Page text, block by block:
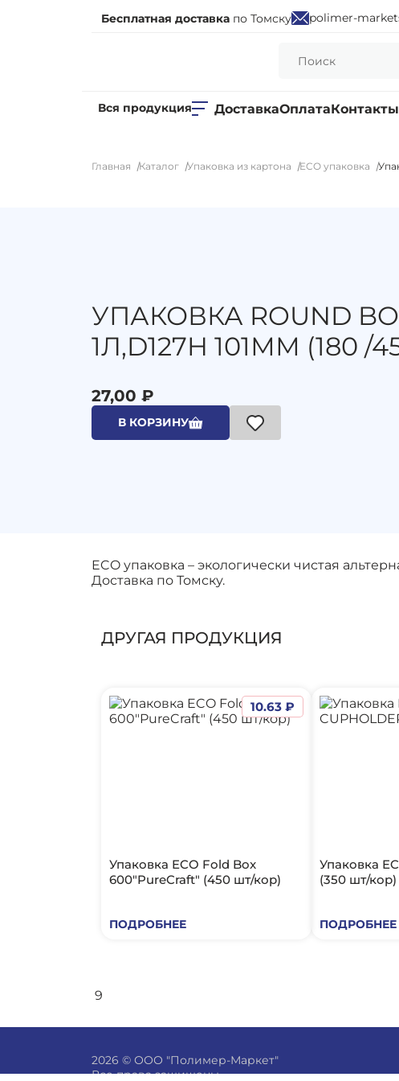
Бесплатная доставка по Томску polimer-
Вся продукция ДоставкаОплатаКонтакты
Главная Каталог Упаковка из картона ECO упаковка
УПАКОВКА ROUND
1Л,D127H 101ММ (180 /
27,00 ₽
В КОРЗИНУ
ECO упаковка – экологически чистая
Доставка по Томску.
ДРУГАЯ ПРОДУКЦИЯ
Упаковка ECO Fold Box
600"PureCraft" (450 шт/кор)
ПОДРОБНЕЕ
10.63 ₽
Упаковка
(350 шт/кор)
ПОДРОБНЕЕ
9
2026 © ООО "Полимер-Маркет"
Все права защищены